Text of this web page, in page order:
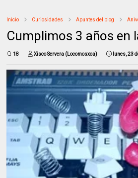
Inicio Curiosidades Apuntes del blog
Cumplimos 3 años en
18 Xisco Servera (Locomosxca) lunes, 23